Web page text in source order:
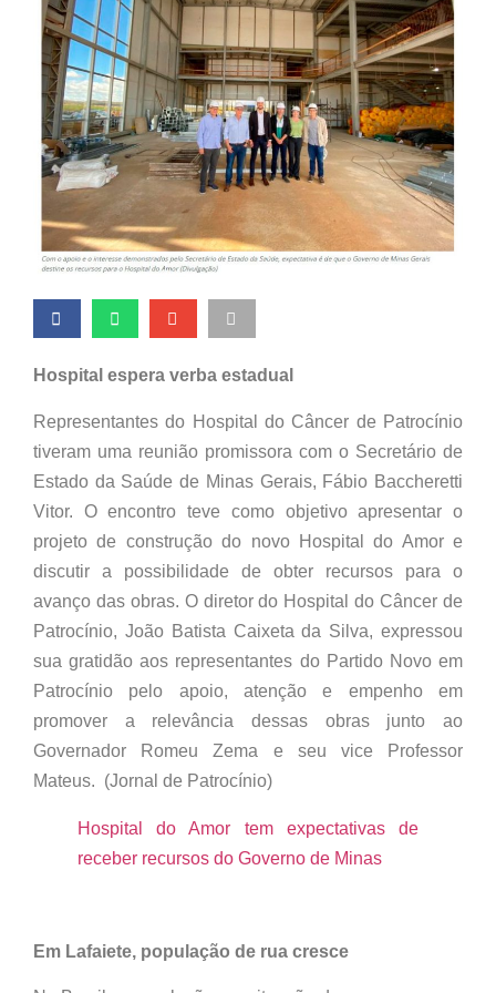
Hospital espera verba estadual
Representantes do Hospital do Câncer de Patrocínio
tiveram uma reunião promissora com o Secretário de
Estado da Saúde de Minas Gerais, Fábio Baccheretti
Vitor. O encontro teve como objetivo apresentar o
projeto de construção do novo Hospital do Amor e
discutir a possibilidade de obter recursos para o
avanço das obras. O diretor do Hospital do Câncer de
Patrocínio, João Batista Caixeta da Silva, expressou
sua gratidão aos representantes do Partido Novo em
Patrocínio pelo apoio, atenção e empenho em
promover a relevância dessas obras junto ao
Governador Romeu Zema e seu vice Professor
Mateus. (Jornal de Patrocínio)
Hospital do Amor tem expectativas de
receber recursos do Governo de Minas
Em Lafaiete, população de rua cresce